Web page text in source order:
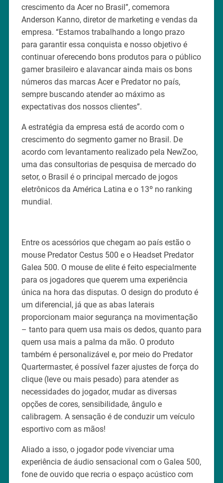
crescimento da Acer no Brasil”, comemora
Anderson Kanno, diretor de marketing e vendas da
empresa. “Estamos trabalhando a longo prazo
para garantir essa conquista e nosso objetivo é
continuar oferecendo bons produtos para o público
gamer brasileiro e alavancar ainda mais os bons
números das marcas Acer e Predator no país,
sempre buscando atender ao máximo as
expectativas dos nossos clientes”.
A estratégia da empresa está de acordo com o
crescimento do segmento gamer no Brasil. De
acordo com levantamento realizado pela NewZoo,
uma das consultorias de pesquisa de mercado do
setor, o Brasil é o principal mercado de jogos
eletrônicos da América Latina e o 13º no ranking
mundial.
Entre os acessórios que chegam ao país estão o
mouse Predator Cestus 500 e o Headset Predator
Galea 500. O mouse de elite é feito especialmente
para os jogadores que querem uma experiência
única na hora das disputas. O design do produto é
um diferencial, já que as abas laterais
proporcionam maior segurança na movimentação
– tanto para quem usa mais os dedos, quanto para
quem usa mais a palma da mão. O produto
também é personalizável e, por meio do Predator
Quartermaster, é possível fazer ajustes de força do
clique (leve ou mais pesado) para atender as
necessidades do jogador, mudar as diversas
opções de cores, sensibilidade, ângulo e
calibragem. A sensação é de conduzir um veículo
esportivo com as mãos!
Aliado a isso, o jogador pode vivenciar uma
experiência de áudio sensacional com o Galea 500,
fone de ouvido que recria o espaço acústico com